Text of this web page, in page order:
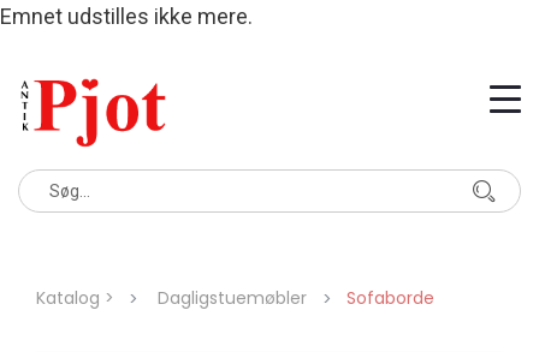
Emnet udstilles ikke mere.
Katalog > Dagligstuemøbler Sofaborde